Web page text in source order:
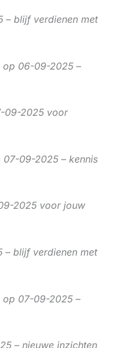
– blijf verdienen met
op 06-09-2025 –
09-2025 voor
09-2025 – kennis
2025 voor jouw
– blijf verdienen met
op 07-09-2025 –
– nieuwe inzichten